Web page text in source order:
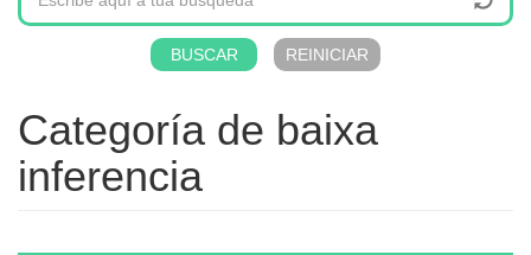
Categoría de baixa
inferencia